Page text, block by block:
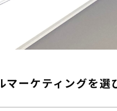
ーケティングを選